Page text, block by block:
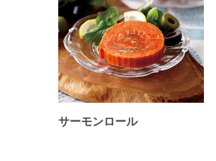
サーモンロール